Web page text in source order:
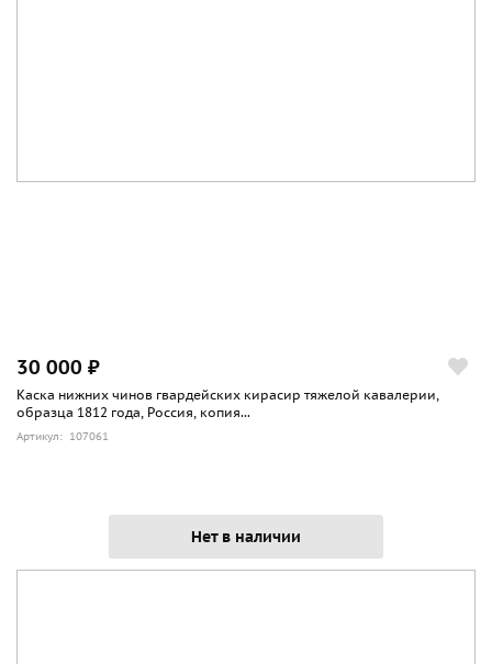
30 000 ₽
Каска нижних чинов гвардейских кирасир тяжелой кавалерии,
образца 1812 года, Россия, копия...
Артикул: 107061
Нет в наличии